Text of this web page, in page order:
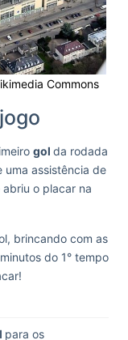
Commons
gol da rodada
uma assistência de
abriu o placar na
brincando com as
do 1° tempo
para os